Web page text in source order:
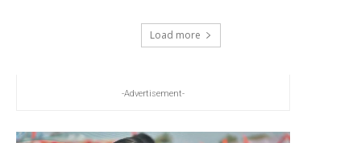
Load more
-Advertisement-